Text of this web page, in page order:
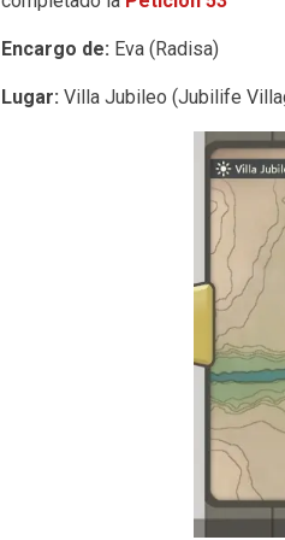
Encargo de: Eva (Radisa)
Lugar: Villa Jubileo (Jubilife